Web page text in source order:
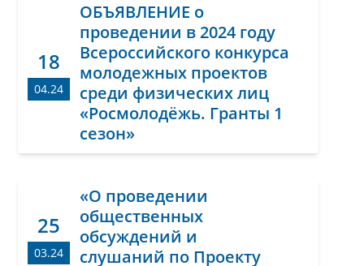
18
04.24
ОБЪЯВЛЕНИЕ о
проведении в 2024 году
Всероссийского конкурса
молодежных проектов
среди физических лиц
«Росмолодёжь. Гранты 1
сезон»
25
03.24
«О проведении
общественных
обсуждений и
слушаний по Проекту